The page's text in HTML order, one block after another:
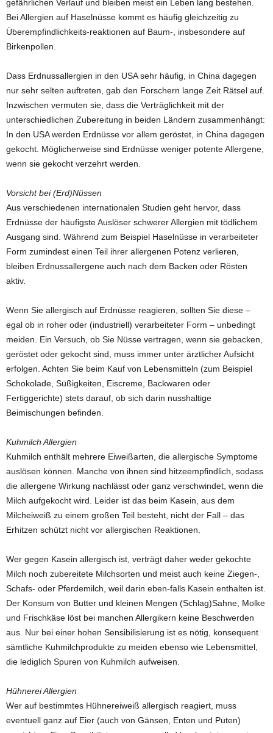
gefährlichen Verlauf und bleiben meist ein Leben lang bestehen.
Bei Allergien auf Haselnüsse kommt es häufig gleichzeitig zu
Überempfindlichkeits-reaktionen auf Baum-, insbesondere auf
Birkenpollen.
Dass Erdnussallergien in den USA sehr häufig, in China dagegen
nur sehr selten auftreten, gab den Forschern lange Zeit Rätsel auf.
Inzwischen vermuten sie, dass die Verträglichkeit mit der
unterschiedlichen Zubereitung in beiden Ländern zusammenhängt:
In den USA werden Erdnüsse vor allem geröstet, in China dagegen
gekocht. Möglicherweise sind Erdnüsse weniger potente Allergene,
wenn sie gekocht verzehrt werden.
Vorsicht bei (Erd)Nüssen
Aus verschiedenen internationalen Studien geht hervor, dass
Erdnüsse der häufigste Auslöser schwerer Allergien mit tödlichem
Ausgang sind. Während zum Beispiel Haselnüsse in verarbeiteter
Form zumindest einen Teil ihrer allergenen Potenz verlieren,
bleiben Erdnussallergene auch nach dem Backen oder Rösten
aktiv.
Wenn Sie allergisch auf Erdnüsse reagieren, sollten Sie diese –
egal ob in roher oder (industriell) verarbeiteter Form – unbedingt
meiden. Ein Versuch, ob Sie Nüsse vertragen, wenn sie gebacken,
geröstet oder gekocht sind, muss immer unter ärztlicher Aufsicht
erfolgen. Achten Sie beim Kauf von Lebensmitteln (zum Beispiel
Schokolade, Süßigkeiten, Eiscreme, Backwaren oder
Fertiggerichte) stets darauf, ob sich darin nusshaltige
Beimischungen befinden.
Kuhmilch Allergien
Kuhmilch enthält mehrere Eiweißarten, die allergische Symptome
auslösen können. Manche von ihnen sind hitzeempfindlich, sodass
die allergene Wirkung nachlässt oder ganz verschwindet, wenn die
Milch aufgekocht wird. Leider ist das beim Kasein, aus dem
Milcheiweiß zu einem großen Teil besteht, nicht der Fall – das
Erhitzen schützt nicht vor allergischen Reaktionen.
Wer gegen Kasein allergisch ist, verträgt daher weder gekochte
Milch noch zubereitete Milchsorten und meist auch keine Ziegen-,
Schafs- oder Pferdemilch, weil darin eben-falls Kasein enthalten ist.
Der Konsum von Butter und kleinen Mengen (Schlag)Sahne, Molke
und Frischkäse löst bei manchen Allergikern keine Beschwerden
aus. Nur bei einer hohen Sensibilisierung ist es nötig, konsequent
sämtliche Kuhmilchprodukte zu meiden ebenso wie Lebensmittel,
die lediglich Spuren von Kuhmilch aufweisen.
Hühnerei Allergien
Wer auf bestimmtes Hühnereiweiß allergisch reagiert, muss
eventuell ganz auf Eier (auch von Gänsen, Enten und Puten)